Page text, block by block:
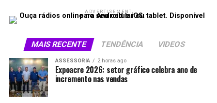
ADVERTISEMENT
MAIS RECENTE TENDÊNCIA VIDEOS
ASSESSORIA 2 horas ago
Expoacre 2026: setor gráfico celebra ano de
incremento nas vendas